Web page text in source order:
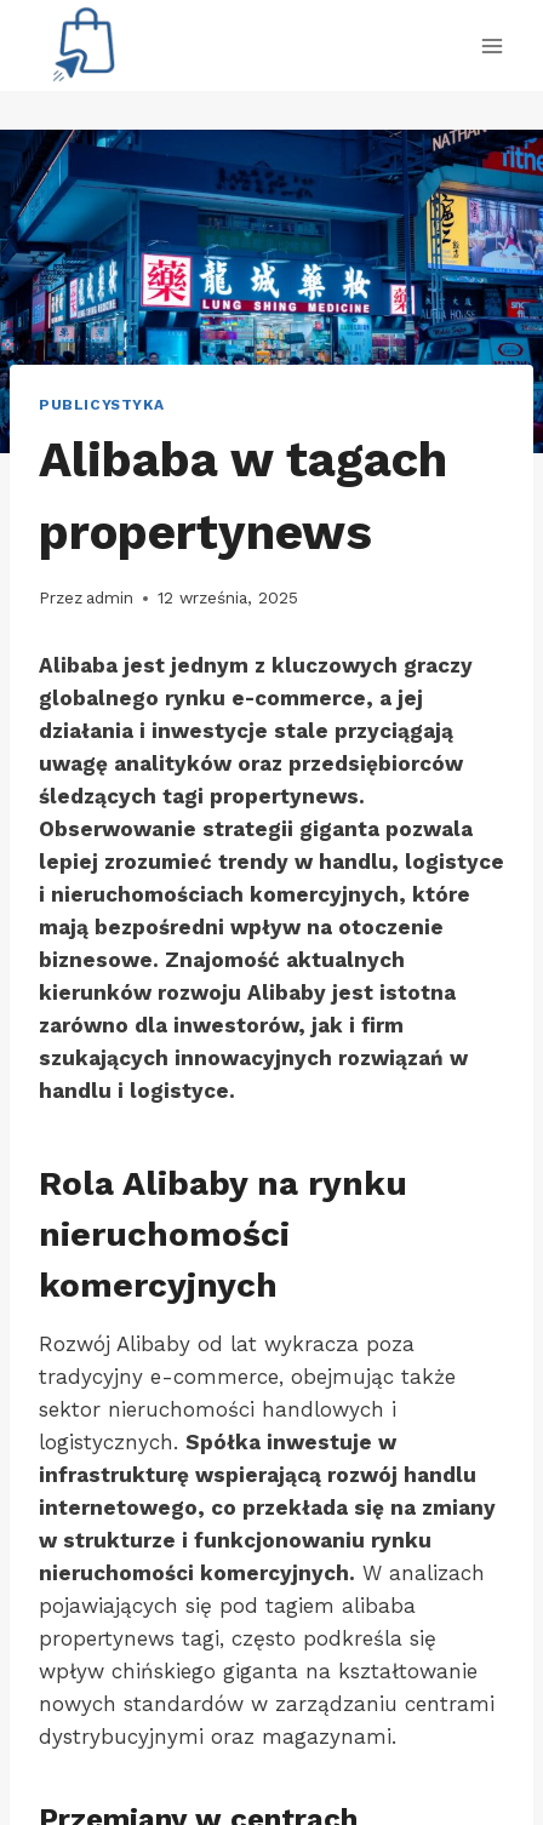
Przejdź
PUBLICYSTYKA
Alibaba w tagach
propertynews
Przez admin 12 września, 2025
Alibaba jest jednym z kluczowych graczy
globalnego rynku e-commerce, a jej
działania i inwestycje stale przyciągają
uwagę analityków oraz przedsiębiorców
śledzących tagi propertynews.
Obserwowanie strategii giganta pozwala
lepiej zrozumieć trendy w handlu, logistyce
i nieruchomościach komercyjnych, które
mają bezpośredni wpływ na otoczenie
biznesowe. Znajomość aktualnych
kierunków rozwoju Alibaby jest istotna
zarówno dla inwestorów, jak i firm
szukających innowacyjnych rozwiązań w
handlu i logistyce.
Rola Alibaby na rynku
nieruchomości
komercyjnych
Rozwój Alibaby od lat wykracza poza
tradycyjny e-commerce, obejmując także
sektor nieruchomości handlowych i
logistycznych. Spółka inwestuje w
infrastrukturę wspierającą rozwój handlu
internetowego, co przekłada się na zmiany
w strukturze i funkcjonowaniu rynku
nieruchomości komercyjnych. W analizach
pojawiających się pod tagiem alibaba
propertynews tagi, często podkreśla się
wpływ chińskiego giganta na kształtowanie
nowych standardów w zarządzaniu centrami
dystrybucyjnymi oraz magazynami.